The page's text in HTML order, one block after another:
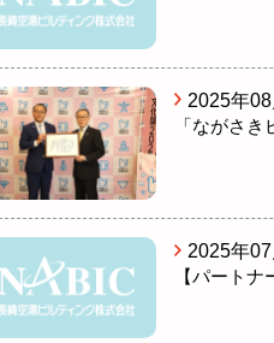
2025年08
「ながさ
2025年07
【パート